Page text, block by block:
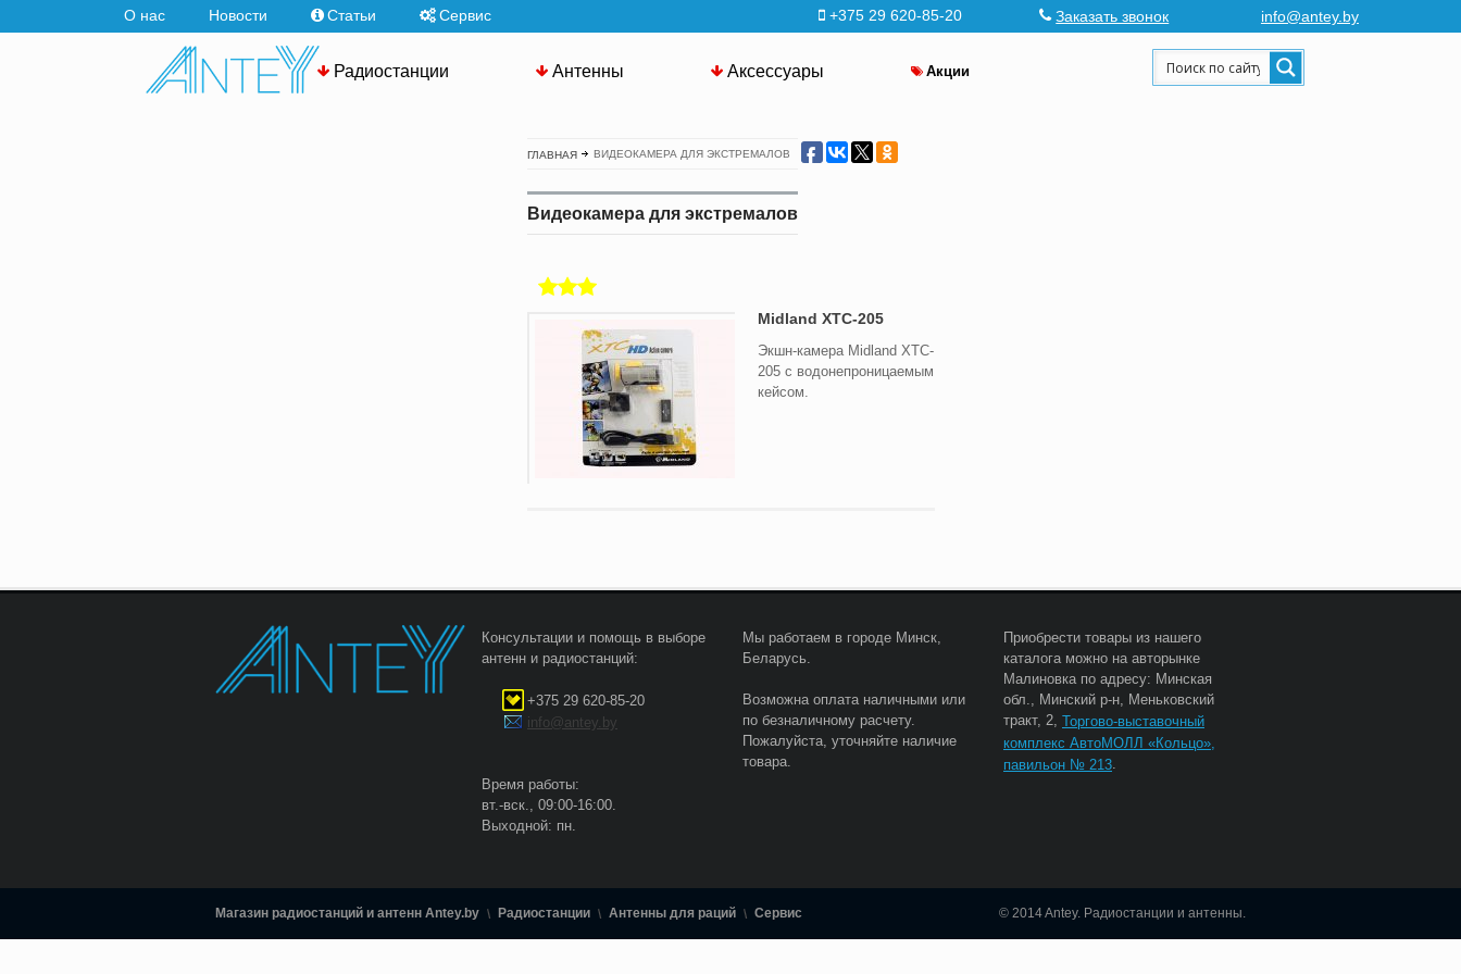
О нас Новости Статьи Сервис +375 29 620-85-20 Заказать звонок info@antey.by
Радиостанции Антенны Аксессуары Акции
ГЛАВНАЯ ВИДЕОКАМЕРА ДЛЯ ЭКСТРЕМАЛОВ
Видеокамера для экстремалов
Midland XTC-205
Экшн-камера Midland XTC-
205 с водонепроницаемым
кейсом.
Консультации и помощь в выборе
антенн и радиостанций:
+375 29 620-85-20
info@antey.by
Время работы:
вт.-вск., 09:00-16:00.
Выходной: пн.
Мы работаем в городе Минск,
Беларусь.
Возможна оплата наличными или
по безналичному расчету.
Пожалуйста, уточняйте наличие
товара.
Приобрести товары из нашего
каталога можно на авторынке
Малиновка по адресу: Минская
обл., Минский р-н, Меньковский
тракт, 2, Торгово-выставочный
комплекс АвтоМОЛЛ «Кольцо»,
павильон № 213
Магазин радиостанций и антенн Antey.by Радиостанции Антенны для раций Сервис © 2014 Antey. Радиостанции и антенны.